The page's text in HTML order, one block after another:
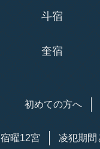
斗宿
奎宿
初めての方へ
宿曜12宮 凌犯期間